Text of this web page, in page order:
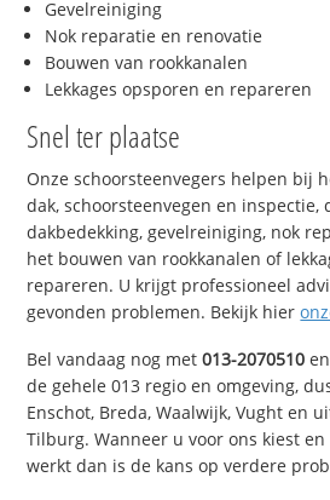
Gevelreiniging
Nok reparatie en renovatie
Bouwen van rookkanalen
Lekkages opsporen en repareren
Snel ter plaatse
Onze schoorsteenvegers helpen bij
dak, schoorsteenvegen en inspectie,
dakbedekking, gevelreiniging, nok
het bouwen van rookkanalen of
repareren. U krijgt professioneel
gevonden problemen. Bekijk hier
Bel vandaag nog met013-2070510
de gehele 013 regio en omgeving,
Enschot, Breda, Waalwijk, Vught en
Tilburg. Wanneer u voor ons kiest
werkt dan is de kans op verdere